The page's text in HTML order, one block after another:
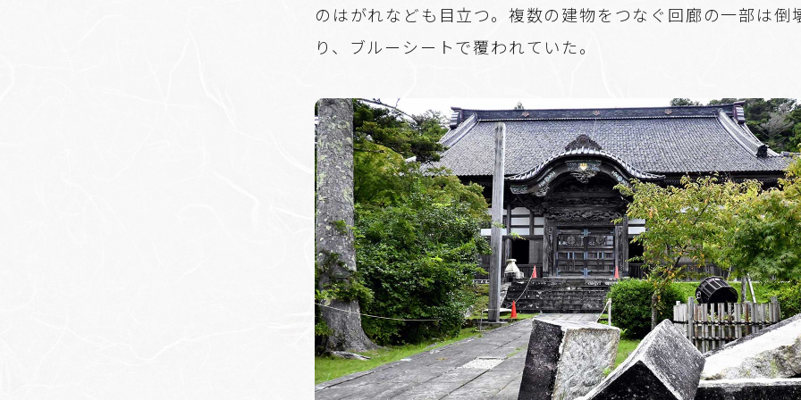
のはがれなども目立つ。複数の建物をつなぐ回廊の一部は倒
り、ブルーシートで覆われていた。